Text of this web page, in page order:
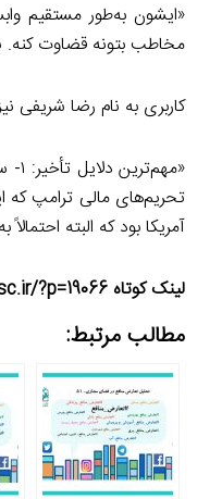
«ایشون به‌طور مستقیم
مخاطب بتونه قضاوت کنه.
کاربری به نام رضا شریفی
تحریم‌های مالی ترامپ که
آمریکا بود که البته
لینک کوتاه https://iran-bssc.ir/?p=19066
مطالب مرتبط: